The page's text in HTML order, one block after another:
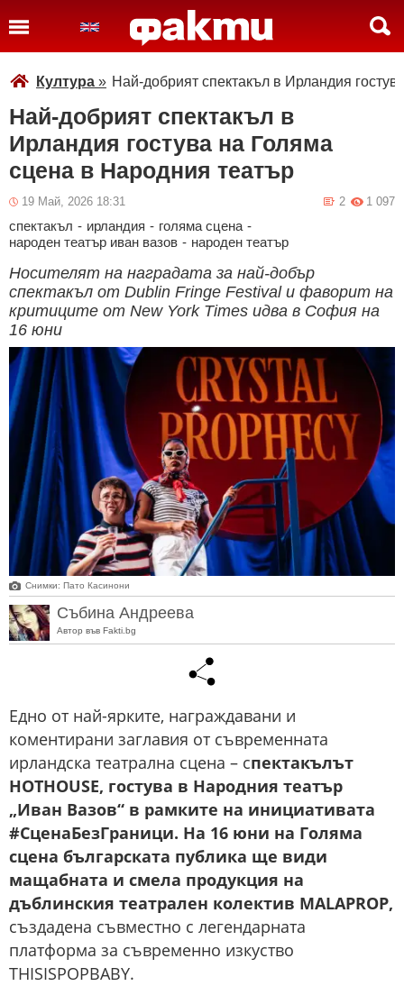
Култура » Най-добрият спектакъл в Ирландия
Най-добрият спектакъл в
Ирландия гостува на Голяма
сцена в Народния театър
19 Май, 2026 18:31 1 097
2
спектакъл - ирландия - голяма сцена -
народен театър иван вазов - народен театър
Носителят на наградата за най-добър
спектакъл от Dublin Fringe Festival и фаворит на
критиците от New York Times идва в София на
16 юни
Снимки: Пато Касинони
Събина Андреева
Автор във Fakti.bg
Едно от най-ярките, награждавани и
коментирани заглавия от съвременната
ирландска театрална сцена – спектакълът
HOTHOUSE, гостува в Народния театър
„Иван Вазов“ в рамките на инициативата
#СценаБезГраници. На 16 юни на Голяма
сцена българската публика ще види
мащабната и смела продукция на
дъблинския театрален колектив MALAPROP,
създадена съвместно с легендарната
платформа за съвременно изкуство
THISISPOPBABY.